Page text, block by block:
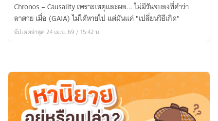
อนาคต
ปัทฉิม
บท
Chronos – Causality เพราะเหตุและผล... ไม่มีวันจบลงที่คำว่า
ลาตาย เมื่อ (GAIA) ไม่ได้หายไป แต่มันแค่ "เปลี่ยนวิธีเกิด"
อัปเดตล่าสุด 24 เม.ย. 69 / 15:42 น.